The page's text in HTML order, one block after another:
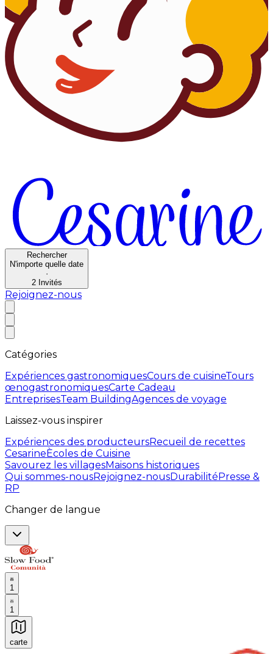
Rechercher
N'importe quelle date
·
2 Invités
Rejoignez-nous
Catégories
Expériences gastronomiquesCours de cuisineTours
œnogastronomiquesCarte Cadeau
EntreprisesTeam BuildingAgences de voyage
Laissez-vous inspirer
Expériences des producteursRecueil de recettes
CesarineÈcoles de Cuisine
Savourez les villagesMaisons historiques
Qui sommes-nousRejoignez-nousDurabilitéPresse &
RP
Changer de langue
1
1
carte